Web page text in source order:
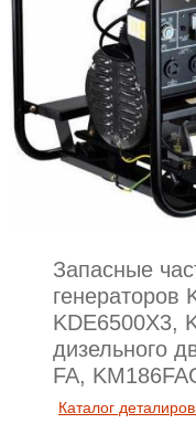
Запасные
генераторов
KDE6500X3,
дизельного
FA,
Каталог